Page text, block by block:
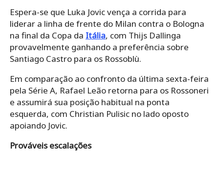
Espera-se que Luka Jovic vença a corrida para
liderar a linha de frente do Milan contra o Bologna
na final da Copa da Itália, com Thijs Dallinga
provavelmente ganhando a preferência sobre
Santiago Castro para os Rossoblù.
Em comparação ao confronto da última sexta-feira
pela Série A, Rafael Leão retorna para os Rossoneri
e assumirá sua posição habitual na ponta
esquerda, com Christian Pulisic no lado oposto
apoiando Jovic.
Prováveis ​​escalações